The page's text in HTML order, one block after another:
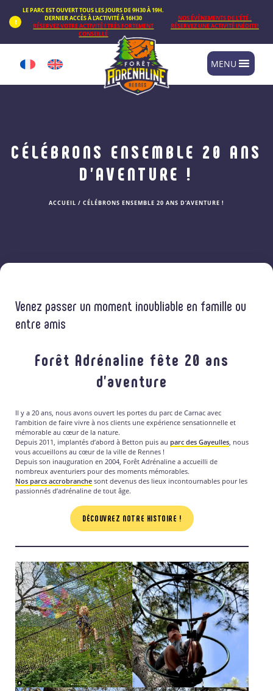
LE PARC EST OUVERT TOUS LES JOURS DE 9H30 À 19H.
DERNIER ACCÈS À L’ACTIVITÉ À 16H30
RÉSERVEZ VOTRE ACTIVITÉ ! TRÈS FORTEMENT
CONSEILLÉ
NOS ÉVÈNEMENTS DE L’ÉTÉ :
RÉSERVEZ UNE ACTIVITÉ INÉDITE!
MENU
CÉLÉBRONS ENSEMBLE 20 ANS
D’AVENTURE !
ACCUEIL / CÉLÉBRONS ENSEMBLE 20 ANS D’AVENTURE !
Venez passer un moment inoubliable en famille ou
entre amis
Forêt Adrénaline fête 20 ans
d’aventure
Il y a 20 ans, nous avons ouvert les portes du parc de Carnac avec
l’ambition de faire vivre à nos clients une expérience sensationnelle et
mémorable au cœur de la nature.
Depuis 2011, implantés d’abord à Betton puis au parc des Gayeulles , nous
vous accueillons au cœur de la ville de Rennes !
Depuis son inauguration en 2004, Forêt Adrénaline a accueilli de
nombreux aventuriers pour des moments mémorables.
Nos parcs accrobranche sont devenus des lieux incontournables pour les
passionnés d’adrénaline de tout âge.
DÉCOUVREZ NOTRE HISTOIRE !
Panneau de gestion des cookies